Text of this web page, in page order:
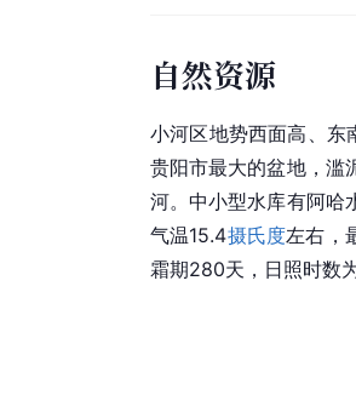
自然资源
小河区地势西面高、东
贵阳市最大的盆地，滥
河。中小型水库有阿哈
气温15.4摄氏度左右，
霜期280天，日照时数